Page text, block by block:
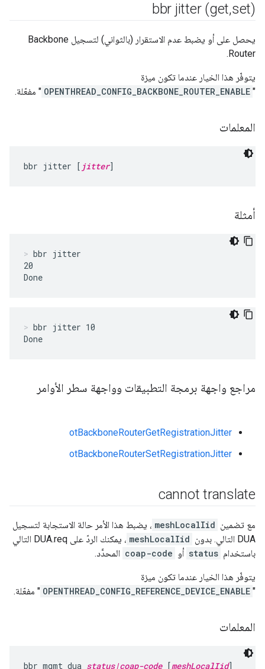
bbr jitter (get,set)
يحصل على أو يضبط عدم الاستقرار (بالثواني) لتسجيل Backbone
Router.
يتوفّر هذا الخيار عندما تكون ميزة
"
OPENTHREAD_CONFIG_BACKBONE_ROUTER_ENABLE " مفعّلة.
المعلمات
bbr jitter [ jitter]
أمثلة
bbr jitter
20
Done
bbr jitter 10
Done
مراجع واجهة برمجة التطبيقات وواجهة سطر الأوامر
otBackboneRouterGetRegistrationJitter
otBackboneRouterSetRegistrationJitter
cannot translate
مع تضمين meshLocalIid ، يضبط هذا الأمر حالة الاستجابة لتسجيل
DUA التالي. بدون
meshLocalIid
، يمكنك الردّ على DUA.req التالي
باستخدام status أو coap-code المحدَّد.
يتوفّر هذا الخيار عندما تكون ميزة
"
OPENTHREAD_CONFIG_REFERENCE_DEVICE_ENABLE " مفعّلة.
المعلمات
bbr mgmt dua status|coap-code [meshLocalIid]